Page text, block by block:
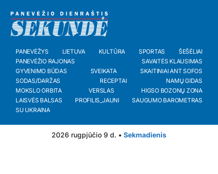
PANEVĖŽYS LIETUVA KULTŪRA SPORTAS
ŠEŠĖLIAI
PANEVĖŽIO RAJONAS
SAVAITĖS KLAUSIMAS
GYVENIMO BŪDAS
SVEIKATA
SKAITINIAI ANT SOFOS
SODAS/DARŽAS
RECEPTAI
NAMŲ GIDAS
MOKSLO ORBITA
VERSLAS
HIGSO BOZONŲ ZONA
LAISVĖS BALSAS
PROFILIS_JAUNI
SAUGUMO BAROMETRAS
SU UKRAINA
2026 rugpjūčio 9 d. • Sekmadienis